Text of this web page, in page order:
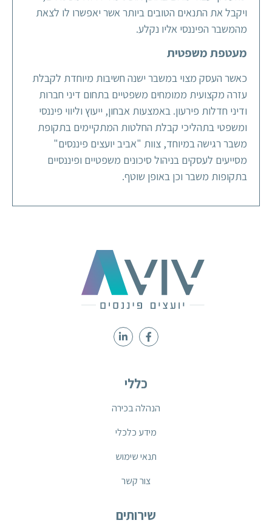
ויקבל את התנאים הטובים ביותר אשר יאפשרו לו לצאת
מהמשבר הפיננסי אליו נקלע.
מעטפת משפטית
כאשר העסק מצוי במשבר ישנה חשיבות מיוחדת לקבלת
עזרה מקצועית ממומחים משפטיים בתחום דיני חברות
ודיני חדלות פירעון. באמצעות אבחון, ייעוץ וליווי פיננסי
ומשפטי בתהליכי קבלת החלטות המתקיימים בתקופת
משבר רגישה במיוחד, צוות "אביב יועצים פיננסים"
מסייעים לעסקים בניהול סיכונים משפטיים ופיננסיים
בתקופות משבר וכן באופן שוטף.
כללי
הנהלה בכירה
מידע כלכלי
תנאי שימוש
צור קשר
שירותים